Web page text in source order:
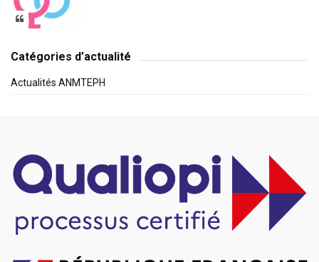
Catégories d’actualité
Actualités ANMTEPH